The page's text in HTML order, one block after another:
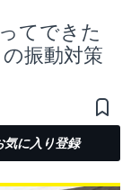
てできた
振動対策
気に入り登録